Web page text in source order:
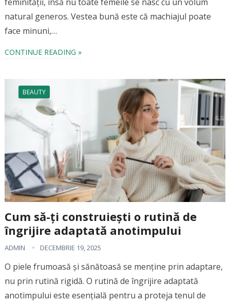
natural generos. Vestea bună este că machiajul poate
face minuni,…
CONTINUE READING »
BEAUTY
Cum să-ți construiești o rutină de
îngrijire adaptată anotimpului
ADMIN DECEMBRIE 19, 2025
O piele frumoasă și sănătoasă se menține prin adaptare,
nu prin rutină rigidă. O rutină de îngrijire adaptată
anotimpului este esențială pentru a proteja tenul de